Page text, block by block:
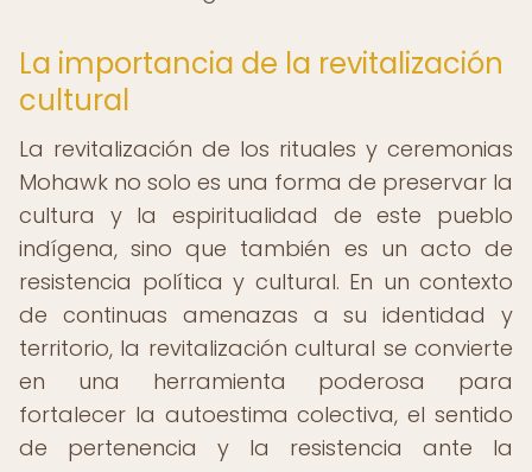
La importancia de la revitalización
cultural
La revitalización de los rituales y ceremonias
Mohawk no solo es una forma de preservar la
cultura y la espiritualidad de este pueblo
indígena, sino que también es un acto de
resistencia política y cultural. En un contexto
de continuas amenazas a su identidad y
territorio, la revitalización cultural se convierte
en una herramienta poderosa para
fortalecer la autoestima colectiva, el sentido
de pertenencia y la resistencia ante la